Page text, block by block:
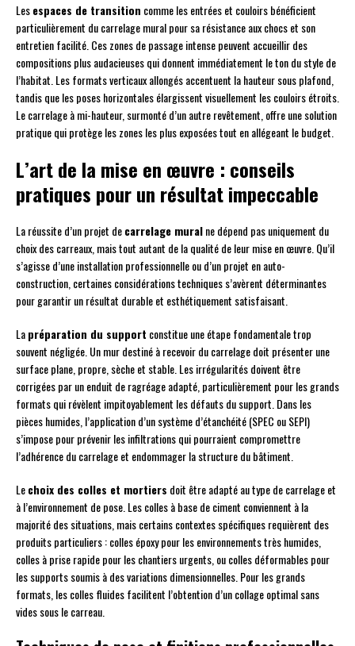
Lesespaces de transition comme les entrées et couloirs bénéficient
particulièrement du carrelage mural pour sa résistance aux chocs et son
entretien facilité. Ces zones de passage intense peuvent accueillir des
compositions plus audacieuses qui donnent immédiatement le ton du style de
l’habitat. Les formats verticaux allongés accentuent la hauteur sous plafond,
tandis que les poses horizontales élargissent visuellement les couloirs étroits.
Le carrelage à mi-hauteur, surmonté d’un autre revêtement, offre une solution
pratique qui protège les zones les plus exposées tout en allégeant le budget.
L’art de la mise en œuvre : conseils
pratiques pour un résultat impeccable
La réussite d’un projet decarrelage muralne dépend pas uniquement du
choix des carreaux, mais tout autant de la qualité de leur mise en œuvre. Qu’il
s’agisse d’une installation professionnelle ou d’un projet en auto-
construction, certaines considérations techniques s’avèrent déterminantes
pour garantir un résultat durable et esthétiquement satisfaisant.
Lapréparation du support constitue une étape fondamentale trop
souvent négligée. Un mur destiné à recevoir du carrelage doit présenter une
surface plane, propre, sèche et stable. Les irrégularités doivent être
corrigées par un enduit de ragréage adapté, particulièrement pour les grands
formats qui révèlent impitoyablement les défauts du support. Dans les
pièces humides, l’application d’un système d’étanchéité (SPEC ou SEPI)
s’impose pour prévenir les infiltrations qui pourraient compromettre
l’adhérence du carrelage et endommager la structure du bâtiment.
Lechoix des colles et mortiers doit être adapté au type de carrelage et
à l’environnement de pose. Les colles à base de ciment conviennent à la
majorité des situations, mais certains contextes spécifiques requièrent des
produits particuliers : colles époxy pour les environnements très humides,
colles à prise rapide pour les chantiers urgents, ou colles déformables pour
les supports soumis à des variations dimensionnelles. Pour les grands
formats, les colles fluides facilitent l’obtention d’un collage optimal sans
vides sous le carreau.